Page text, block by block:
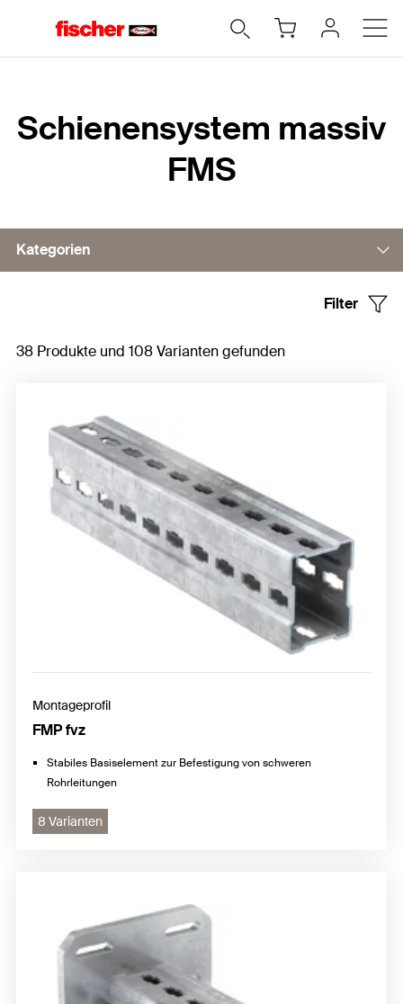
Schienensystem massiv
FMS
Kategorien
Konsolen
Konstruktionselemente
Festpunkt und Gleitelemente
Rohrschuhe und Rohrschellen FMS
Filter
38 Produkte und 108 Varianten gefunden
Montageprofil
FMP fvz
Stabiles Basiselement zur Befestigung von schweren
Rohrleitungen
8 Varianten